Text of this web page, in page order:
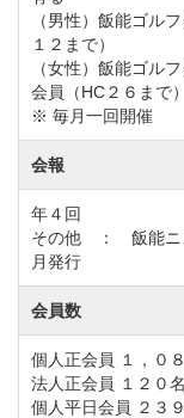
（男性）飯能ゴル
１２まで）
（女性）飯能ゴル
会員（HC２６まで）
※ 毎月一回開催
会報
年４回
その他 ： 飯能ニ
月発行
会員数
個人正会員 １，０
法人正会員 １２０名
個人平日会員 ２３